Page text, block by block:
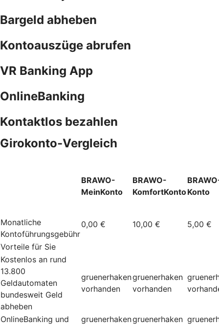
Bargeld abheben
Kontoauszüge abrufen
VR Banking App
OnlineBanking
Kontaktlos bezahlen
Girokonto-Vergleich
BRAWO-
MeinKonto
BRAWO-
KomfortKontoKonto
Monatliche
Kontoführungsgebühr
0,00 € 10,00 € 5,00 €
Vorteile für Sie
Kostenlos an rund
13.800
Geldautomaten
bundesweit Geld
abheben
gruenerhaken
vorhanden
gruenerhaken
vorhanden
OnlineBanking und
gruenerhakengruenerhaken